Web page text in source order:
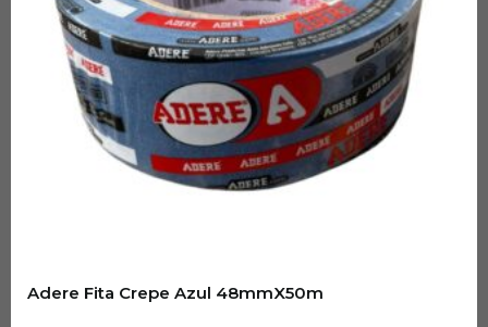
Adere Fita Crepe Azul 48mmX50m